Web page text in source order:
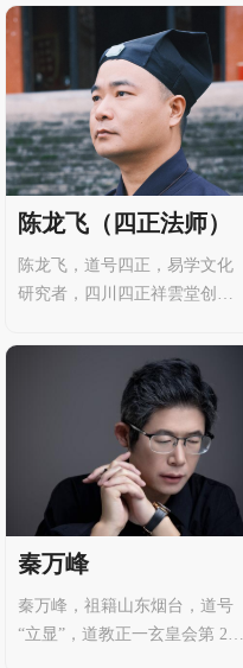
砚”）。深耕易经与道教文化领
域，以 “传承智慧、服务生活”
为宗旨，将传统易学与现代生
活结合，通过风水布局、命理
指导等方式助力大众改善生
活，是兼具宗教修行与易学实
践的当代研究者。
陈龙飞（四正法师）
陈龙飞，道号四正，易学文化
研究者，四川四正祥雲堂创始
者。从小受家传影响学习《易
经》文化。08年大学期间，拜
入正一元皇派鲁梅法师法脉门
下，得恩师赐法名陈法玄，法
字辈，号四正法师。此后深根
研习民间元皇法、鲁班法，精
进八字、六爻、奇门遁甲、风
水、相面等。将理论应用于实
践，以道法为人造福。
秦万峰
秦万峰，祖籍山东烟台，道号
“立显”，道教正一玄皇会第 28